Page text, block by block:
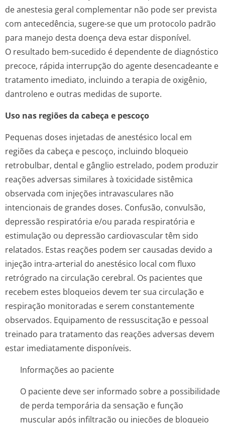
de anestesia geral complementar não pode ser prevista
com antecedência, sugere-se que um protocolo padrão
para manejo desta doença deva estar disponível.
O resultado bem-sucedido é dependente de diagnóstico
precoce, rápida interrupção do agente desencadeante e
tratamento imediato, incluindo a terapia de oxigênio,
dantroleno e outras medidas de suporte.
Uso nas regiões da cabeça e pescoço
Pequenas doses injetadas de anestésico local em
regiões da cabeça e pescoço, incluindo bloqueio
retrobulbar, dental e gânglio estrelado, podem produzir
reações adversas similares à toxicidade sistêmica
observada com injeções intravasculares não
intencionais de grandes doses. Confusão, convulsão,
depressão respiratória e/ou parada respiratória e
estimulação ou depressão cardiovascular têm sido
relatados. Estas reações podem ser causadas devido a
injeção intra-arterial do anestésico local com fluxo
retrógrado na circulação cerebral. Os pacientes que
recebem estes bloqueios devem ter sua circulação e
respiração monitoradas e serem constantemente
observados. Equipamento de ressuscitação e pessoal
treinado para tratamento das reações adversas devem
estar imediatamente disponíveis.
Informações ao paciente
O paciente deve ser informado sobre a possibilidade
de perda temporária da sensação e função
muscular após infiltração ou injeções de bloqueio